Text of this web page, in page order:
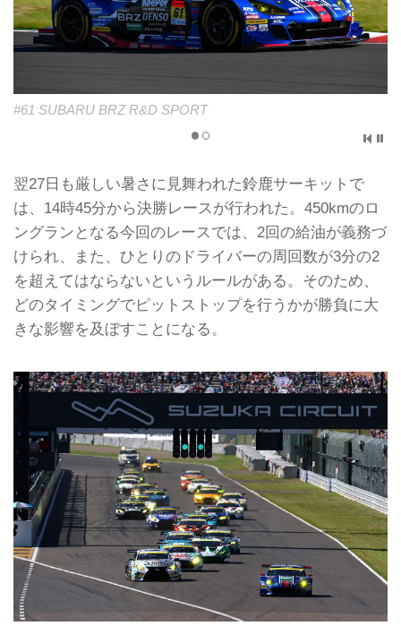
#61 SUBARU BRZ R&D SPORT
翌27日も厳しい暑さに見舞われた鈴鹿サーキットで
は、14時45分から決勝レースが行われた。450kmのロ
ングランとなる今回のレースでは、2回の給油が義務づ
けられ、また、ひとりのドライバーの周回数が3分の2
を超えてはならないというルールがある。そのため、
どのタイミングでピットストップを行うかが勝負に大
きな影響を及ぼすことになる。